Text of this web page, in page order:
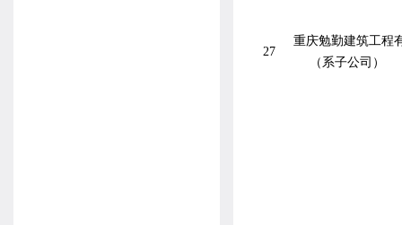
27
重庆勉勤建筑工程
（系子公司）